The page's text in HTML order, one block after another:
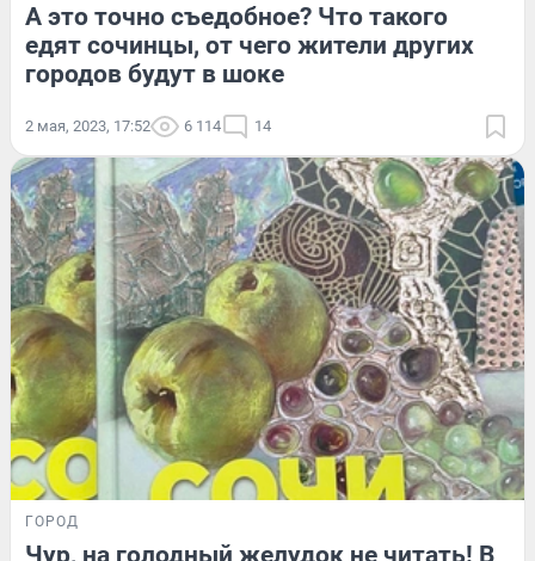
А это точно съедобное? Что такого
едят сочинцы, от чего жители других
городов будут в шоке
2 мая, 2023, 17:52 6 114 14
ГОРОД
Чур, на голодный желудок не читать! В